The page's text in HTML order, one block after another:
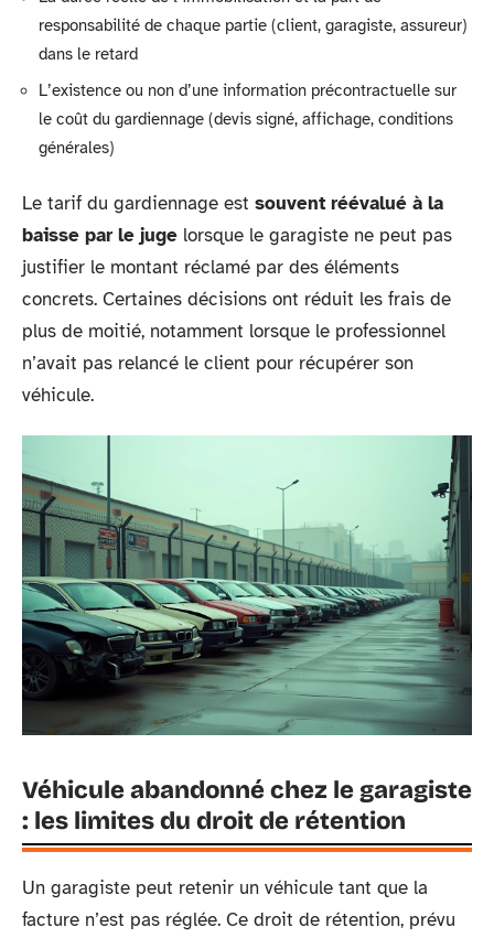
responsabilité de chaque partie (client, garagiste, assureur)
dans le retard
L’existence ou non d’une information précontractuelle sur
le coût du gardiennage (devis signé, affichage, conditions
générales)
Le tarif du gardiennage est souvent réévalué à la
baisse par le juge lorsque le garagiste ne peut pas
justifier le montant réclamé par des éléments
concrets. Certaines décisions ont réduit les frais de
plus de moitié, notamment lorsque le professionnel
n’avait pas relancé le client pour récupérer son
véhicule.
Véhicule abandonné chez le garagiste
: les limites du droit de rétention
Un garagiste peut retenir un véhicule tant que la
facture n’est pas réglée. Ce droit de rétention, prévu